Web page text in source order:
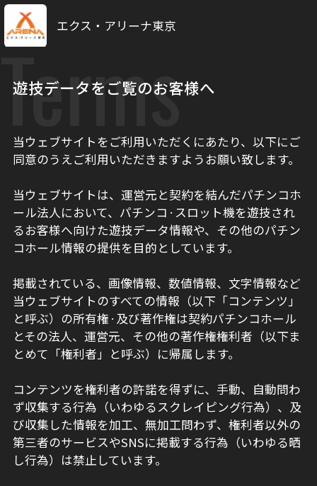
エクス・アリーナ東京
Terms
遊技データをご覧のお客様へ
当ウェブサイトをご利用いただくにあたり、以下にご
同意のうえご利用いただきますようお願い致します。
当ウェブサイトは、運営元と契約を結んだパチンコホ
ール法人において、パチンコ·スロット機を遊技され
るお客様へ向けた遊技データ情報や、その他のパチン
コホール情報の提供を目的としています。
掲載されている、画像情報、数値情報、文字情報など
当ウェブサイトのすべての情報（以下「コンテンツ」
と呼ぶ）の所有権·及び著作権は契約パチンコホール
とその法人、運営元、その他の著作権権利者（以下ま
とめて「権利者」と呼ぶ）に帰属します。
コンテンツを権利者の許諾を得ずに、手動、自動問わ
ず収集する行為（いわゆるスクレイピング行為）、及
び収集した情報を加工、無加工問わず、権利者以外の
第三者のサービスやSNSに掲載する行為（いわゆる晒
し行為）は禁止しています。